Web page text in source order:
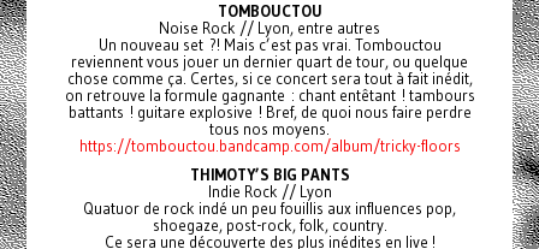
TOMBOUCTOU
Noise Rock // Lyon, entre autres
Un nouveau set ?! Mais c’est pas vrai. Tombouctou
reviennent vous jouer un dernier quart de tour, ou quelque
chose comme ça. Certes, si ce concert sera tout à fait inédit,
on retrouve la formule gagnante : chant entêtant ! tambours
battants ! guitare explosive ! Bref, de quoi nous faire perdre
tous nos moyens.
https://tombouctou.bandcamp.com/album/tricky-floors
THIMOTY’S BIG PANTS
Indie Rock // Lyon
Quatuor de rock indé un peu fouillis aux influences pop,
shoegaze, post-rock, folk, country.
Ce sera une découverte des plus inédites en live !